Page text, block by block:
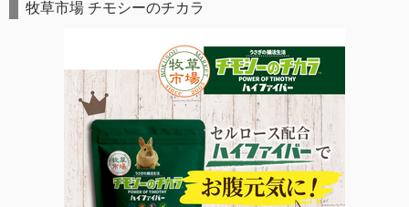
牧草市場 チモシーのチカラ